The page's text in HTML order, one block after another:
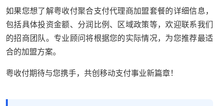
如果您想了解粤收付聚合支付代理商加盟套餐的详细信息，
包括具体投资金额、分润比例、区域政策等，欢迎联系我们
的招商团队。专业顾问将根据您的实际情况，为您推荐最适
合的加盟方案。
粤收付期待与您携手，共创移动支付事业新篇章！